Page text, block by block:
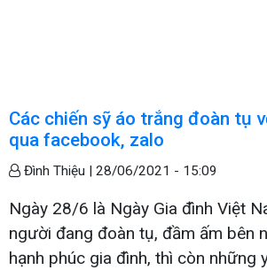
Các chiến sỹ áo trắng đoàn tụ
qua facebook, zalo
Đình Thiệu | 28/06/2021 - 15:09
Ngày 28/6 là Ngày Gia đình Việt
người đang đoàn tụ, đầm ấm bên
hạnh phúc gia đình, thì còn những